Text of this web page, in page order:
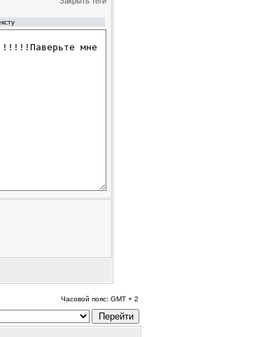
Часовой пояс: GMT + 2